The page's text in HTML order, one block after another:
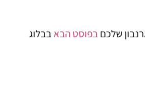
שלכםבפוסט הבאבבלוג